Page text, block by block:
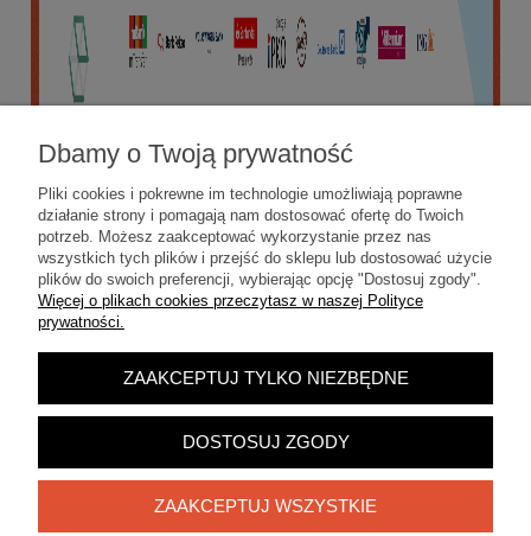
POKAŻ PEŁNĄ WERSJĘ STRONY
Sklep internetowy Shoper.pl
Dbamy o Twoją prywatność
Pliki cookies i pokrewne im technologie umożliwiają poprawne
działanie strony i pomagają nam dostosować ofertę do Twoich
potrzeb. Możesz zaakceptować wykorzystanie przez nas
wszystkich tych plików i przejść do sklepu lub dostosować użycie
plików do swoich preferencji, wybierając opcję "Dostosuj zgody".
Więcej o plikach cookies przeczytasz w naszej Polityce
prywatności.
ZAAKCEPTUJ TYLKO NIEZBĘDNE
DOSTOSUJ ZGODY
ZAAKCEPTUJ WSZYSTKIE